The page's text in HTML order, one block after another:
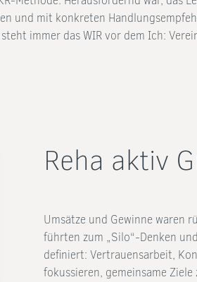
und mit konkreten
immer das WIR vor dem Ich:
Reha aktiv
Umsätze und Gewinne waren
führten zum „Silo“-Denken
definiert: Vertrauensarbeit,
fokussieren, gemeinsame